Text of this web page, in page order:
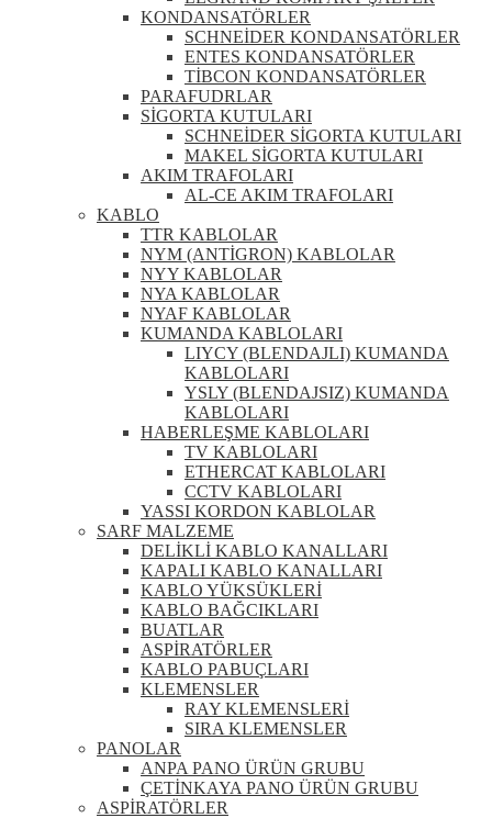
KONDANSATÖRLER
SCHNEİDER KONDANSATÖRLER
ENTES KONDANSATÖRLER
TİBCON KONDANSATÖRLER
PARAFUDRLAR
SİGORTA KUTULARI
SCHNEİDER SİGORTA KUTULARI
MAKEL SİGORTA KUTULARI
AKIM TRAFOLARI
AL-CE AKIM TRAFOLARI
KABLO
TTR KABLOLAR
NYM (ANTİGRON) KABLOLAR
NYY KABLOLAR
NYA KABLOLAR
NYAF KABLOLAR
KUMANDA KABLOLARI
LIYCY (BLENDAJLI) KUMANDA
KABLOLARI
YSLY (BLENDAJSIZ) KUMANDA
KABLOLARI
HABERLEŞME KABLOLARI
TV KABLOLARI
ETHERCAT KABLOLARI
CCTV KABLOLARI
YASSI KORDON KABLOLAR
SARF MALZEME
DELİKLİ KABLO KANALLARI
KAPALI KABLO KANALLARI
KABLO YÜKSÜKLERİ
KABLO BAĞCIKLARI
BUATLAR
ASPİRATÖRLER
KABLO PABUÇLARI
KLEMENSLER
RAY KLEMENSLERİ
SIRA KLEMENSLER
PANOLAR
ANPA PANO ÜRÜN GRUBU
ÇETİNKAYA PANO ÜRÜN GRUBU
ASPİRATÖRLER